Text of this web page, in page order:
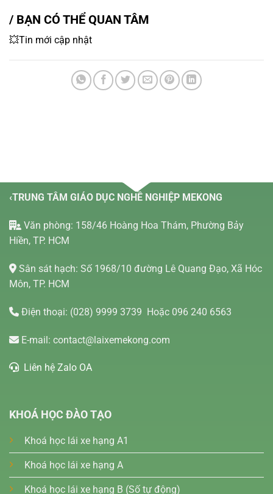
/ BẠN CÓ THỂ QUAN TÂM
💥Tin mới cập nhật
‹TRUNG TÂM GIÁO DỤC NGHỀ NGHIỆP MEKONG
Văn phòng: 158/46 Hoàng Hoa Thám, Phường Bảy
Hiền, TP. HCM
Sân sát hạch: Số 1968/10 đường Lê Quang Đạo, Xã Hóc
Môn, TP. HCM
Điện thoại: (028) 9999 3739 Hoặc 096 240 6563
E-mail: contact@laixemekong.com
Liên hệ Zalo OA
KHOÁ HỌC ĐÀO TẠO
Khoá học lái xe hạng A1
Khoá học lái xe hạng A
Khoá học lái xe hạng B (Số tự động)